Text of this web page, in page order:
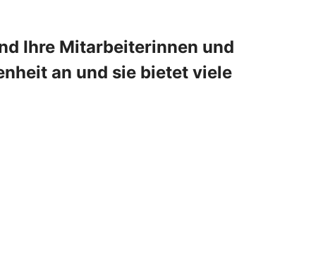
Ihre Mitarbeiterinnen und
an und sie bietet viele